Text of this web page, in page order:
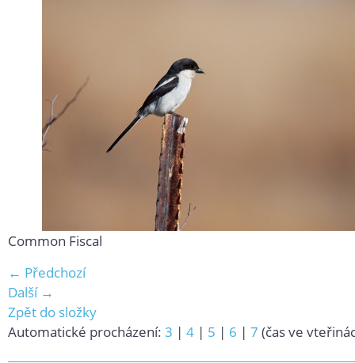
Common Fiscal
← Předchozí
Další →
Zpět do složky
Automatické procházení: 3 | 4 | 5 | 6 | 7 (čas ve